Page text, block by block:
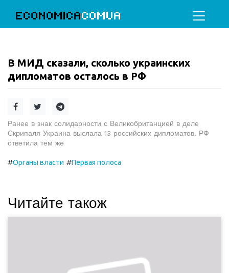
ECONOMICACOMUA
В МИД сказали, сколько украинских
дипломатов осталось в РФ
Ранее в знак солидарности с Великобританцией в деле
Скрипаля Украина выслала 13 российских дипломатов. РФ
ответила тем же
#Органы власти #Первая полоса
Читайте також